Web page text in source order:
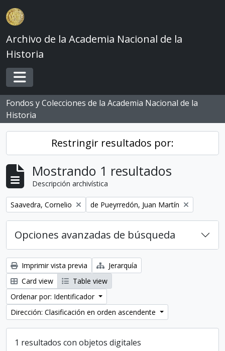
Skip to main content
Archivo de la Academia Nacional de la
Historia
Toggle navigation
Fondos y Colecciones de la Academia Nacional de la
Historia
Restringir resultados por:
Mostrando 1 resultados
Descripción archivística
Remove filter:
Saavedra, Cornelio Remove filter:
de Pueyrredón, Juan Martín
Opciones avanzadas de búsqueda
Imprimir vista previa
Jerarquía
Card view
Table view
Ordenar por: Identificador
Dirección: Clasificación en orden ascendente
1 resultados con objetos digitales